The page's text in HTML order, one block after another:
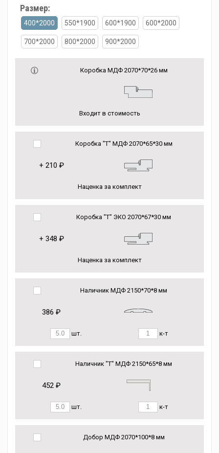
Размер:
400*2000 550*1900 600*1900 600*2000
700*2000 800*2000 900*2000
Коробка МДФ 2070*70*26 мм
Входит в стоимость
Коробка "Т" МДФ 2070*65*30 мм
+ 210 ₽
Наценка за комплект
Коробка "Т" ЭКО 2070*67*30 мм
+ 348 ₽
Наценка за комплект
Наличник МДФ 2150*70*8 мм
386 ₽
шт. к-т
Наличник "Т" МДФ 2150*65*8 мм
452 ₽
шт. к-т
Добор МДФ 2070*100*8 мм